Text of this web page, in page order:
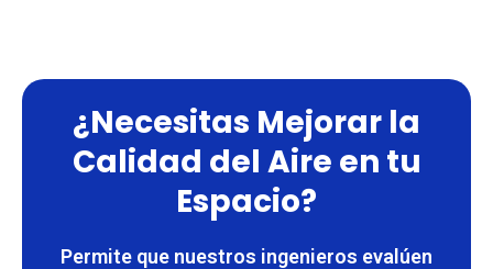
¿Necesitas Mejorar la
Calidad del Aire en tu
Espacio?
Permite que nuestros ingenieros evalúen